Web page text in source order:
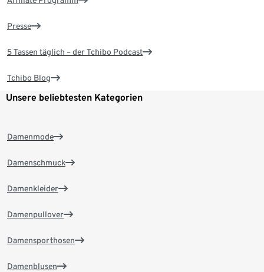
Presse
5 Tassen täglich – der Tchibo Podcast
Tchibo Blog
Unsere beliebtesten Kategorien
Damenmode
Damenschmuck
Damenkleider
Damenpullover
Damensporthosen
Damenblusen